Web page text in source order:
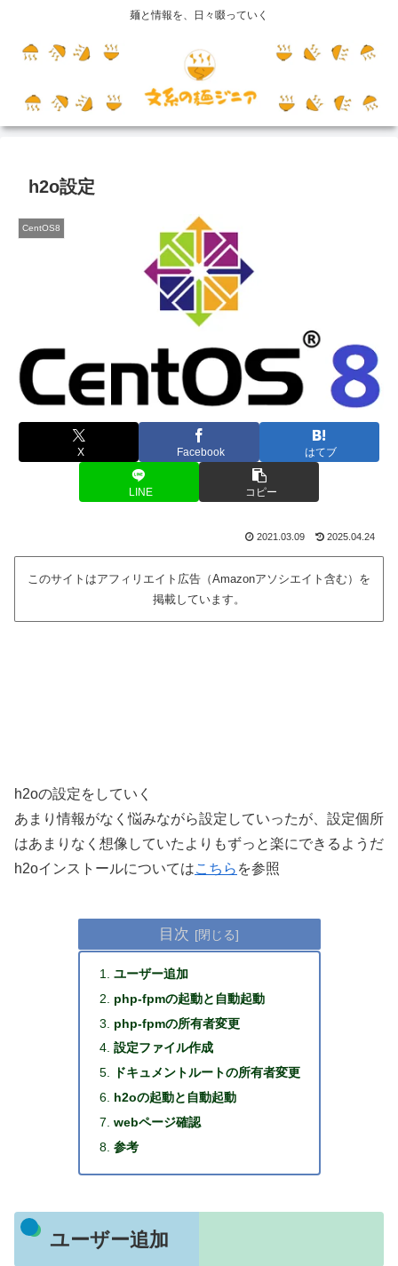
麺と情報を、日々啜っていく
h2o設定
CentOS8
X Facebook はてブ
LINE コピー
2021.03.09 2025.04.24
このサイトはアフィリエイト広告（Amazonアソシエイト含む）を
掲載しています。
h2oの設定をしていく
あまり情報がなく悩みながら設定していったが、設定個所
はあまりなく想像していたよりもずっと楽にできるようだ
h2oインストールについてはこちら を参照
目次
ユーザー追加
php-fpmの起動と自動起動
php-fpmの所有者変更
設定ファイル作成
ドキュメントルートの所有者変更
h2oの起動と自動起動
webページ確認
参考
ユーザー追加